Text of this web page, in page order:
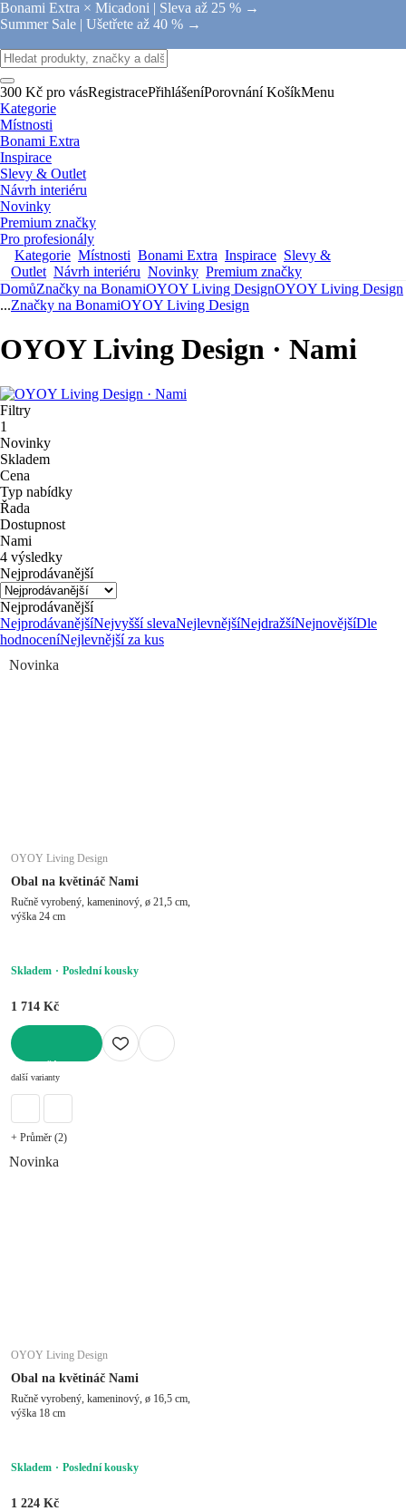
Bonami Extra × Micadoni | Sleva až 25 % →
Summer Sale | Ušetřete až 40 % →
300 Kč pro vásRegistracePřihlášeníPorovnání KošíkMenu
Kategorie
Místnosti
Bonami Extra
Inspirace
Slevy & Outlet
Návrh interiéru
Novinky
Premium značky
Pro profesionály
Kategorie Místnosti Bonami Extra Inspirace Slevy &
Outlet Návrh interiéru Novinky Premium značky
DomůZnačky na BonamiOYOY Living DesignOYOY Living Design
...Značky na BonamiOYOY Living Design
OYOY Living Design · Nami
Filtry
1
Novinky
Skladem
Cena
Typ nabídky
Řada
Dostupnost
Nami
4 výsledky
Nejprodávanější
Nejprodávanější
NejprodávanějšíNejvyšší slevaNejlevnějšíNejdražšíNejnovějšíDle
hodnoceníNejlevnější za kus
Novinka
OYOY Living Design
Obal na květináč Nami
Ručně vyrobený, kameninový, ø 21,5 cm,
výška 24 cm
Skladem Poslední kousky
1 714 Kč
další varianty
+ Průměr (2)
Novinka
OYOY Living Design
Obal na květináč Nami
Ručně vyrobený, kameninový, ø 16,5 cm,
výška 18 cm
Skladem Poslední kousky
1 224 Kč